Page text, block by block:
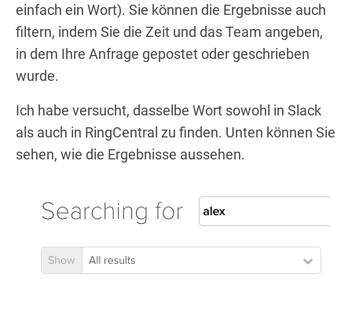
einfach ein Wort). Sie können die Ergebnisse auch
filtern, indem Sie die Zeit und das Team angeben,
in dem Ihre Anfrage gepostet oder geschrieben
wurde.
Ich habe versucht, dasselbe Wort sowohl in Slack
als auch in RingCentral zu finden. Unten können Sie
sehen, wie die Ergebnisse aussehen.